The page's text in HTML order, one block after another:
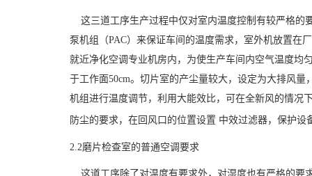
这三道工序生产过程中仅对室内温度控制有较严格的
泵机组（PAC）来保证车间的温度需求，室外机放置在
就近净化空调专业机房内，为使生产车间内空气温度均
于工作面50cm。切片室的产尘量较大，设定为大排风量
机组进行温度调节，利用大能效比，可在全新风的情况
防尘的要求，在回风口的位置设置 中效过滤器，保护设
2.2磨片检查室的普通空调要求
这道工序除了对温度有要求外，对湿度也有严格的要